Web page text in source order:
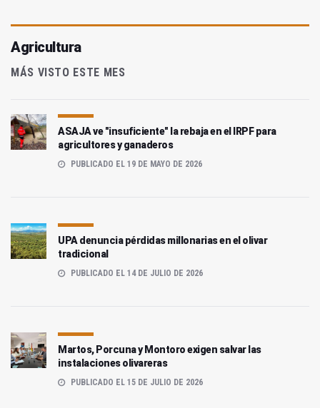
Agricultura
MÁS VISTO ESTE MES
ASAJA ve "insuficiente" la rebaja en el IRPF para
agricultores y ganaderos
PUBLICADO EL 19 DE MAYO DE 2026
UPA denuncia pérdidas millonarias en el olivar
tradicional
PUBLICADO EL 14 DE JULIO DE 2026
Martos, Porcuna y Montoro exigen salvar las
instalaciones olivareras
PUBLICADO EL 15 DE JULIO DE 2026